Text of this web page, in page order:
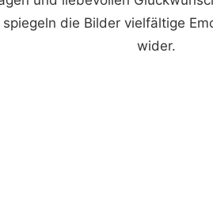
spiegeln die Bilder vielfältige
wider.